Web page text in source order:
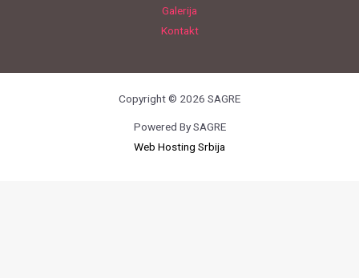
Galerija
Kontakt
Copyright © 2026 SAGRE
Powered By SAGRE
Web Hosting Srbija